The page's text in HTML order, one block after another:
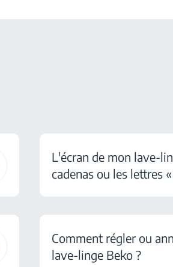
L'écran de mon lave-
cadenas ou les lettres
Comment régler ou
lave-linge Beko ?